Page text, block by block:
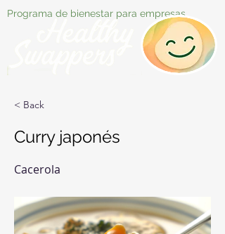
Programa de bienestar para empresas
< Back
Curry japonés
Cacerola